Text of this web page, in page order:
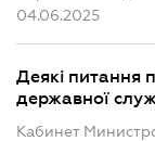
04.06.2025
Деякі питання
державної
Кабинет